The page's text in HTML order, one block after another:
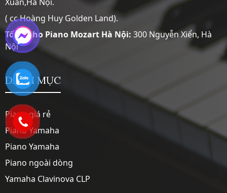
( cc Hoàng Huy Golden Land).
Tổng Kho Piano Mozart Hà Nội: 300 Nguyễn Xiển, Hà
Nội
DANH MỤC
Piano giá rẻ
Piano Yamaha
Piano Yamaha
Piano ngoài dòng
Yamaha Clavinova CLP